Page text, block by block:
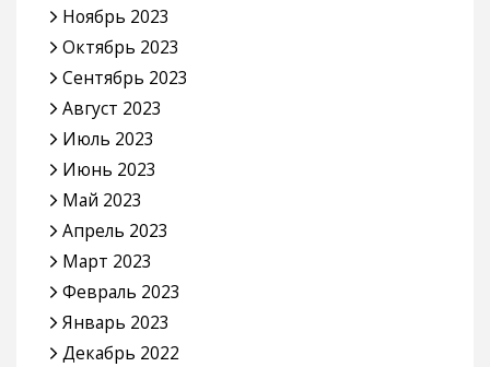
Ноябрь 2023
Октябрь 2023
Сентябрь 2023
Август 2023
Июль 2023
Июнь 2023
Май 2023
Апрель 2023
Март 2023
Февраль 2023
Январь 2023
Декабрь 2022